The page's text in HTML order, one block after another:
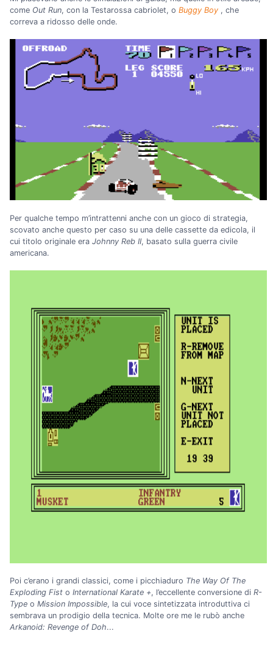
come Out Run, con la Testarossa cabriolet, o Buggy Boy , che
correva a ridosso delle onde.
Per qualche tempo m’intrattenni anche con un gioco di strategia,
scovato anche questo per caso su una delle cassette da edicola, il
cui titolo originale era Johnny Reb II, basato sulla guerra civile
americana.
Poi c’erano i grandi classici, come i picchiaduro The Way Of The
Exploding Fist o International Karate +, l’eccellente conversione di R-
Type o Mission Impossible, la cui voce sintetizzata introduttiva ci
sembrava un prodigio della tecnica. Molte ore me le rubò anche
Arkanoid: Revenge of Doh...